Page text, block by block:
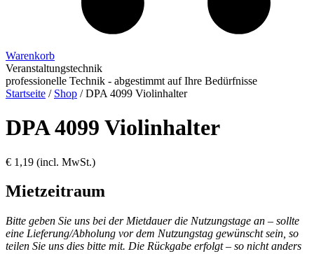
Warenkorb
Veranstaltungstechnik
professionelle Technik - abgestimmt auf Ihre Bedürfnisse
Startseite / Shop /DPA 4099 Violinhalter
DPA 4099 Violinhalter
€ 1,19 (incl. MwSt.)
Mietzeitraum
Bitte geben Sie uns bei der Mietdauer die Nutzungstage an – sollte
eine Lieferung/Abholung vor dem Nutzungstag gewünscht sein, so
teilen Sie uns dies bitte mit. Die Rückgabe erfolgt – so nicht anders